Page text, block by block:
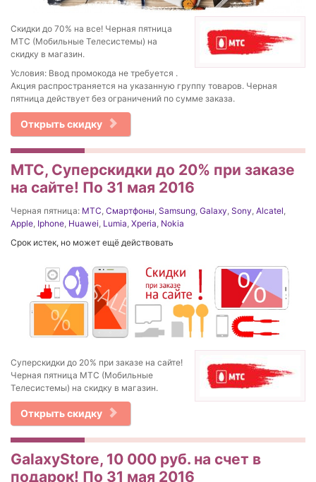
Скидки до 70% на все! Черная пятница
МТС (Мобильные Телесистемы) на
скидку в магазин.
Условия: Ввод промокода не требуется .
Акция распространяется на указанную группу товаров. Черная
пятница действует без ограничений по сумме заказа.
Открыть скидку
МТС, Суперскидки до 20% при заказе
на сайте! По 31 мая 2016
Черная пятница: МТС, Смартфоны, Samsung, Galaxy, Sony, Alcatel,
Apple, Iphone, Huawei, Lumia, Xperia, Nokia
Срок истек, но может ещё действовать
Суперскидки до 20% при заказе на сайте!
Черная пятница МТС (Мобильные
Телесистемы) на скидку в магазин.
Открыть скидку
GalaxyStore, 10 000 руб. на счет в
подарок! По 31 мая 2016